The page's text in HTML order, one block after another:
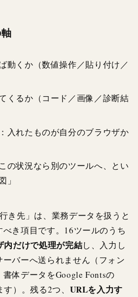
動くか（数値操作／貼り付け／
くるか（コード／画像／診断結
入れたものが自分のブラウザか
の状況なら別のツールへ、とい
」
き先」は、業務データを扱うと
き項目です。16ツールのうち
内だけで処理が完結し、入力し
バーへ送られません（フォン
書体データをGoogle Fontsの
）。残る2つ、 URLを入力す